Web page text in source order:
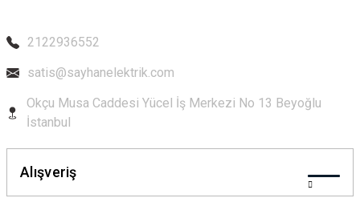
2122936552
satis@sayhanelektrik.com
Okçu Musa Caddesi Yücel İş Merkezi No 13 Beyoğlu
İstanbul
Alışveriş